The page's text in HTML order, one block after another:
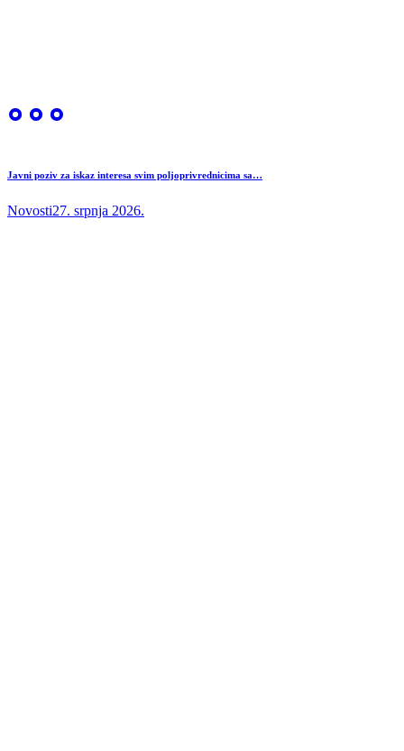
Javni poziv za iskaz interesa svim poljoprivrednicima sa…
Novosti27. srpnja 2026.